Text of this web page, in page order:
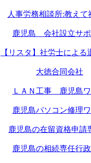
人事労務相談所:教えて
鹿児島 会社設立サポ
【リスタ】社労士による
大徳合同会社
ＬＡＮ工事 鹿児島
鹿児島パソコン修理
鹿児島の在留資格申請
鹿児島の相続専任行